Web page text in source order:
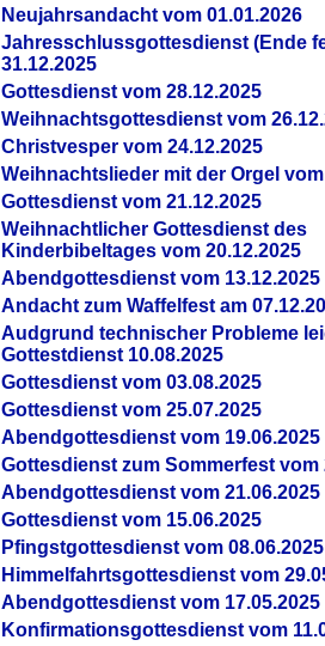
Neujahrsandacht vom 01.01.2026
Jahresschlussgottesdienst (Ende
31.12.2025
Gottesdienst vom 28.12.2025
Weihnachtsgottesdienst vom
Christvesper vom 24.12.2025
Weihnachtslieder mit der Orgel vom
Gottesdienst vom 21.12.2025
Weihnachtlicher Gottesdienst des
Kinderbibeltages vom 20.12.2025
Abendgottesdienst vom 13.12.2025
Andacht zum Waffelfest am
Audgrund technischer Probleme
Gottestdienst 10.08.2025
Gottesdienst vom 03.08.2025
Gottesdienst vom 25.07.2025
Abendgottesdienst vom 19.06.2025
Gottesdienst zum Sommerfest vom
Abendgottesdienst vom 21.06.2025
Gottesdienst vom 15.06.2025
Pfingstgottesdienst vom 08.06.2025
Himmelfahrtsgottesdienst vom
Abendgottesdienst vom 17.05.2025
Konfirmationsgottesdienst vom